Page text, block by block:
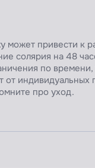
может привести к
солярия на 48
по времени,
от
про уход.